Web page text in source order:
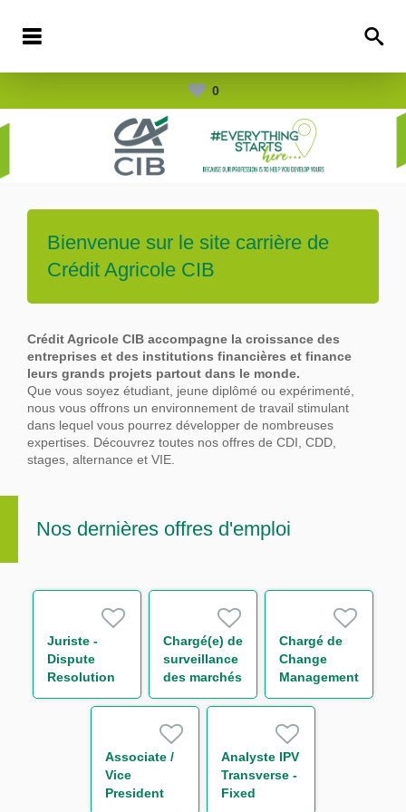
0
Bienvenue sur le site carrière de
Crédit Agricole CIB
Crédit Agricole CIB accompagne la croissance des
entreprises et des institutions financières et finance
leurs grands projets partout dans le monde.
Que vous soyez étudiant, jeune diplômé ou expérimenté,
nous vous offrons un environnement de travail stimulant
dans lequel vous pourrez développer de nombreuses
expertises. Découvrez toutes nos offres de CDI, CDD,
stages, alternance et VIE.
Nos dernières offres d'emploi
Juriste -
Dispute
Resolution
H/F
Chargé(e) de
surveillance
des marchés
financiers
Chargé de
Change
Management
&
Communication
H/F
Associate /
Vice
President
Analyste IPV
Transverse -
Fixed